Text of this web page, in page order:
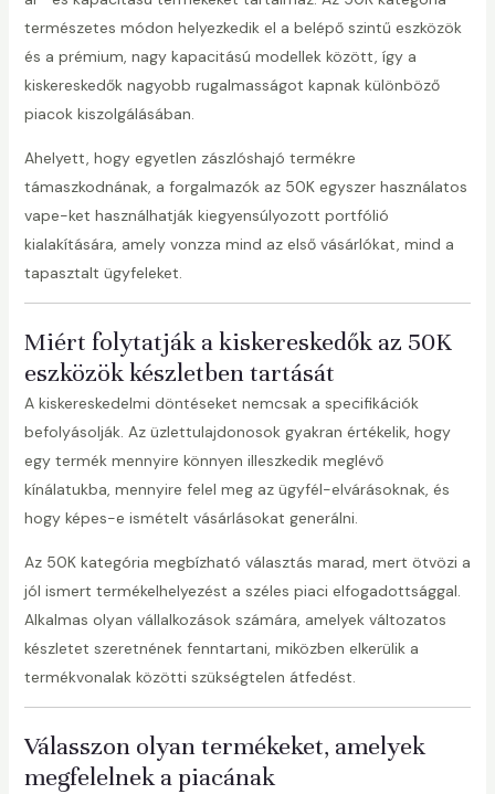
természetes módon helyezkedik el a belépő szintű eszközök
és a prémium, nagy kapacitású modellek között, így a
kiskereskedők nagyobb rugalmasságot kapnak különböző
piacok kiszolgálásában.
Ahelyett, hogy egyetlen zászlóshajó termékre
támaszkodnának, a forgalmazók az 50K egyszer használatos
vape-ket használhatják kiegyensúlyozott portfólió
kialakítására, amely vonzza mind az első vásárlókat, mind a
tapasztalt ügyfeleket.
Miért folytatják a kiskereskedők az 50K
eszközök készletben tartását
A kiskereskedelmi döntéseket nemcsak a specifikációk
befolyásolják. Az üzlettulajdonosok gyakran értékelik, hogy
egy termék mennyire könnyen illeszkedik meglévő
kínálatukba, mennyire felel meg az ügyfél-elvárásoknak, és
hogy képes-e ismételt vásárlásokat generálni.
Az 50K kategória megbízható választás marad, mert ötvözi a
jól ismert termékelhelyezést a széles piaci elfogadottsággal.
Alkalmas olyan vállalkozások számára, amelyek változatos
készletet szeretnének fenntartani, miközben elkerülik a
termékvonalak közötti szükségtelen átfedést.
Válasszon olyan termékeket, amelyek
megfelelnek a piacának